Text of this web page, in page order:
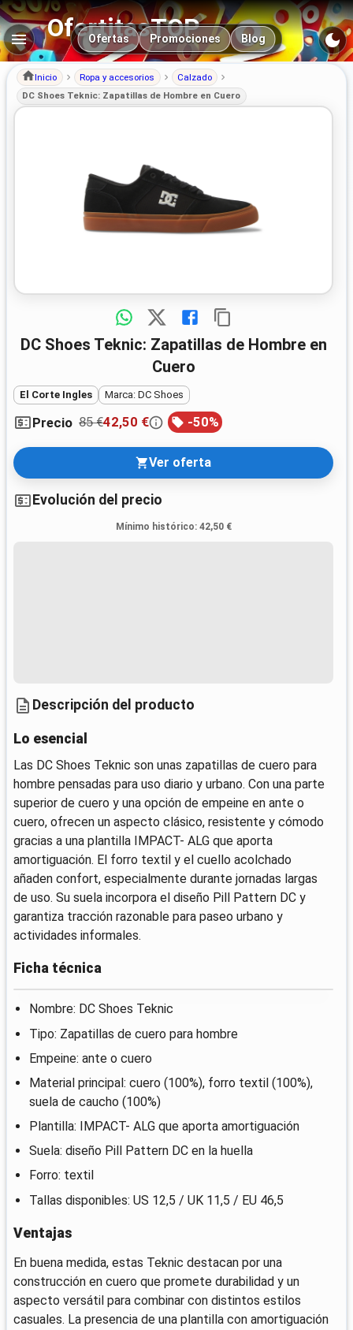
OfertitasTOP
Navegación principal
Ofertas Promociones Blog
Inicio Ropa y accesorios
Calzado
DC Shoes Teknic: Zapatillas de Hombre en Cuero
DC Shoes Teknic: Zapatillas de Hombre en
Cuero
El Corte Ingles Marca: DC Shoes
Precio 85 €42,50 € -50%
Ver oferta
Evolución del precio
Mínimo histórico: 42,50 €
Descripción del producto
Lo esencial
Las DC Shoes Teknic son unas zapatillas de cuero para
hombre pensadas para uso diario y urbano. Con una parte
superior de cuero y una opción de empeine en ante o
cuero, ofrecen un aspecto clásico, resistente y cómodo
gracias a una plantilla IMPACT- ALG que aporta
amortiguación. El forro textil y el cuello acolchado
añaden confort, especialmente durante jornadas largas
de uso. Su suela incorpora el diseño Pill Pattern DC y
garantiza tracción razonable para paseo urbano y
actividades informales.
Ficha técnica
Nombre: DC Shoes Teknic
Tipo: Zapatillas de cuero para hombre
Empeine: ante o cuero
Material principal: cuero (100%), forro textil (100%),
suela de caucho (100%)
Plantilla: IMPACT- ALG que aporta amortiguación
Suela: diseño Pill Pattern DC en la huella
Forro: textil
Tallas disponibles: US 12,5 / UK 11,5 / EU 46,5
Ventajas
En buena medida, estas Teknic destacan por una
construcción en cuero que promete durabilidad y un
aspecto versátil para combinar con distintos estilos
casuales. La presencia de una plantilla con amortiguación